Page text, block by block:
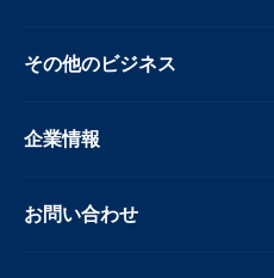
その他のビジネス
企業情報
お問い合わせ